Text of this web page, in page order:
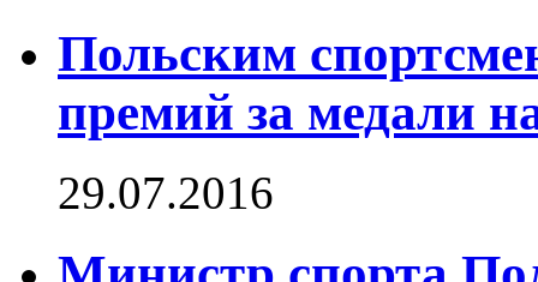
Польским
премий за медали
29.07.2016